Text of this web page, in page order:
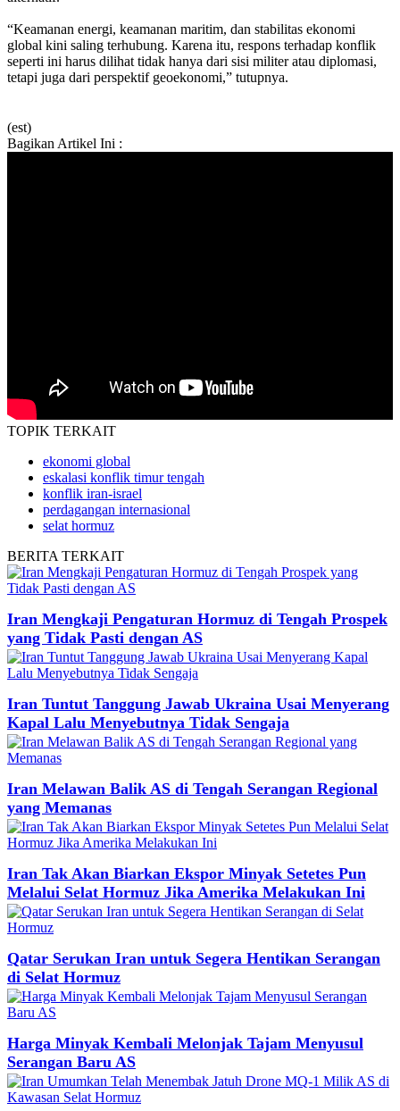
“Keamanan energi, keamanan maritim, dan stabilitas ekonomi
global kini saling terhubung. Karena itu, respons terhadap konflik
seperti ini harus dilihat tidak hanya dari sisi militer atau diplomasi,
tetapi juga dari perspektif geoekonomi,” tutupnya.
(est)
Bagikan Artikel Ini :
TOPIK TERKAIT
ekonomi global
eskalasi konflik timur tengah
konflik iran-israel
perdagangan internasional
selat hormuz
BERITA TERKAIT
Iran Mengkaji Pengaturan Hormuz di Tengah Prospek
yang Tidak Pasti dengan AS
Iran Tuntut Tanggung Jawab Ukraina Usai Menyerang
Kapal Lalu Menyebutnya Tidak Sengaja
Iran Melawan Balik AS di Tengah Serangan Regional
yang Memanas
Iran Tak Akan Biarkan Ekspor Minyak Setetes Pun
Melalui Selat Hormuz Jika Amerika Melakukan Ini
Qatar Serukan Iran untuk Segera Hentikan Serangan
di Selat Hormuz
Harga Minyak Kembali Melonjak Tajam Menyusul
Serangan Baru AS